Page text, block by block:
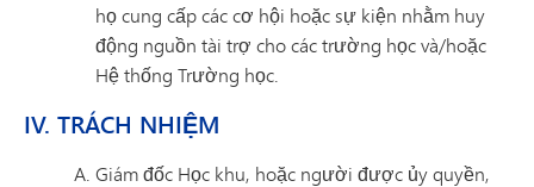
họ cung cấp các cơ hội hoặc sự kiện nhằm huy
động nguồn tài trợ cho các trường học và/hoặc
Hệ thống Trường học.
IV. TRÁCH NHIỆM
Giám đốc Học khu, hoặc người được ủy quyền,